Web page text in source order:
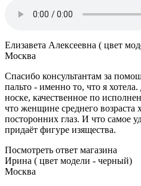
Елизавета Алексеевна ( цвет
Москва
Спасибо консультантам за
пальто - именно то, что я
носке, качественное по
что женщине среднего возраста
посторонних глаз. И что самое
придаёт фигуре изящества.
Посмотреть ответ магазина
Ирина ( цвет модели - черный)
Москва